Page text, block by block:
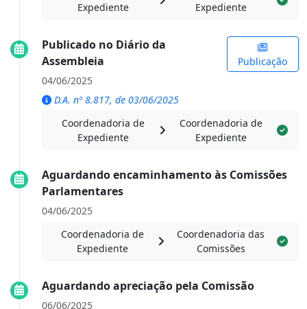
Expediente
Expediente
Publicado no Diário da
Assembleia
Publicação
04/06/2025
D.A. nº 8.817, de 03/06/2025
Coordenadoria de
Expediente
Coordenadoria de
Expediente
Aguardando encaminhamento às Comissões
Parlamentares
04/06/2025
Coordenadoria de
Expediente
Coordenadoria das
Comissões
Aguardando apreciação pela Comissão
06/06/2025